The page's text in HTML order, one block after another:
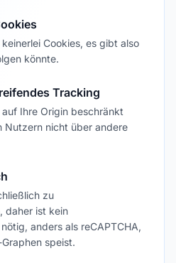
Cookies, es gibt also
könnte.
Tracking
Ihre Origin beschränkt
Nutzern nicht über andere
zu
daher ist kein
anders als reCAPTCHA,
speist.